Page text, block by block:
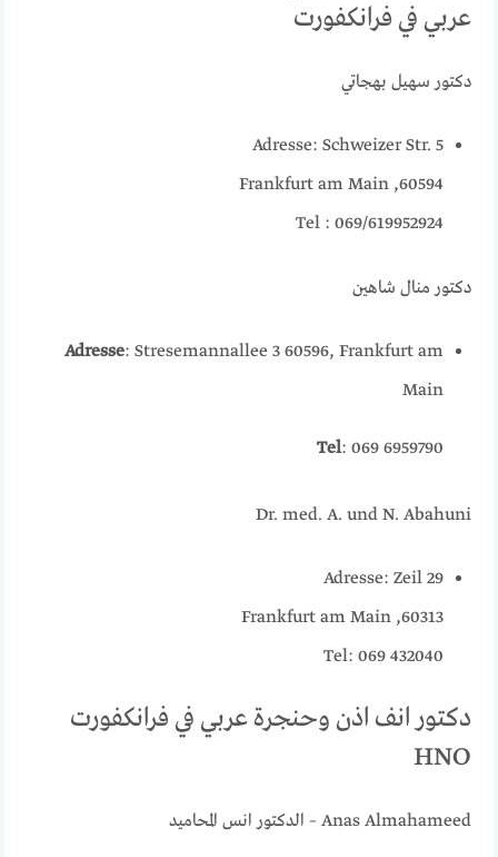
عربي في فرانكفورت
دكتور سهيل بهجاتي
Adresse: Schweizer Str. 5
60594, Frankfurt am Main
Tel : 069/619952924
دكتور منال شاهين
Adresse: Stresemannallee 3 60596, Frankfurt am
Main
Tel: 069 6959790
Dr. med. A. und N. Abahuni
Adresse: Zeil 29
60313, Frankfurt am Main
Tel: 069 432040
دكتور انف اذن وحنجرة عربي في فرانكفورت
HNO
Anas Almahameed – الدكتور انس المحاميد